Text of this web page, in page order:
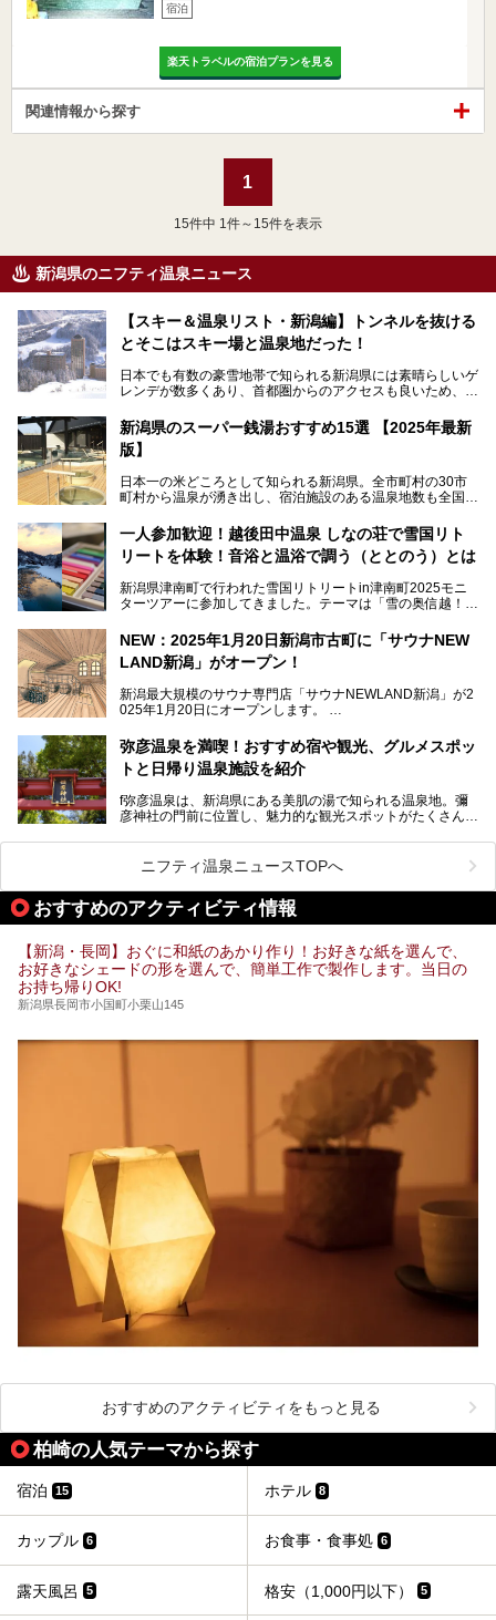
宿泊
楽天トラベルの宿泊プランを見る
関連情報から探す
1
15件中 1件～15件を表示
新潟県のニフティ温泉ニュース
【スキー＆温泉リスト・新潟編】トンネルを抜ける
とそこはスキー場と温泉地だった！
日本でも有数の豪雪地帯で知られる新潟県には素晴らしいゲ
レンデが数多くあり、首都圏からのアクセスも良いため、関
た全域にわたって月岡、赤倉、松之山、燕、妙高、岩室など
など、古くは文豪にも愛された歴史ある老舗温泉地が多いこ
とで知られています。
めに訪れたい、新潟県内にあるスキー場そばの温泉地をまと
めました。
新潟県のスーパー銭湯おすすめ15選 【2025年最新
版】
日本一の米どころとして知られる新潟県。全市町村の30市
町村から温泉が湧き出し、宿泊施設のある温泉地数も全国有
温泉が利用ができる宿泊施設も多く、スーパー銭湯も多彩な
サービスを提供する施設がいろいろ。
観光やレジャーに温泉を組み合わせれば、旅はさらに充実し
します。
一人参加歓迎！越後田中温泉 しなの荘で雪国リト
リートを体験！音浴と温浴で調う（ととのう）とは
新潟県津南町で行われた雪国リトリートin津南町2025モニ
ターツアーに参加してきました。テーマは「雪の奥信越！音
温泉ライターとして「温浴」は頻繁に体験していますが、
「音浴」とは果たしてどんな体験なのでしょう？とても気に
なお、宿泊した温泉は日帰り入浴もできる秘湯「越後田中温
泉 しなの荘」です。こちらについても詳しく紹介します。
提供元：一般社団法人 雪国観光舎【PR】
す。
NEW：2025年1月20日新潟市古町に「サウナNEW
LAND新潟」がオープン！
新潟最大規模のサウナ専門店「サウナNEWLAND新潟」が2
025年1月20日にオープンします。
街に再び笑顔と賑わいを取り戻し、新たなランドマークとし
て地域活性化を目指します。
サウナ室のテーマは「海賊船」‥⁉ ユニークなサウナ室を
弥彦温泉を満喫！おすすめ宿や観光、グルメスポッ
トと日帰り温泉施設を紹介
f弥彦温泉は、新潟県にある美肌の湯で知られる温泉地。彌
彦神社の門前に位置し、魅力的な観光スポットがたくさんあ
この記事では、弥彦温泉の宿泊に最適なおすすめ宿や、日帰
り施設、グルメスポット、弥彦の自然を堪能できる観光スポ
ットをご紹介します。初めての弥彦温泉旅行を計画している
方に向けて、弥彦温泉の魅力を存分にお伝えしますので、ぜ
ひ参考にしてみてくださいね！
ニフティ温泉ニュースTOPへ
おすすめのアクティビティ情報
【新潟・長岡】おぐに和紙のあかり作り！お好きな紙を選んで、
お好きなシェードの形を選んで、簡単工作で製作します。当日の
お持ち帰りOK!
新潟県長岡市小国町小栗山145
おすすめのアクティビティをもっと見る
柏崎の人気テーマから探す
宿泊 15 ホテル 8
カップル 6 お食事・食事処 6
露天風呂 5 格安（1,000円以下） 5